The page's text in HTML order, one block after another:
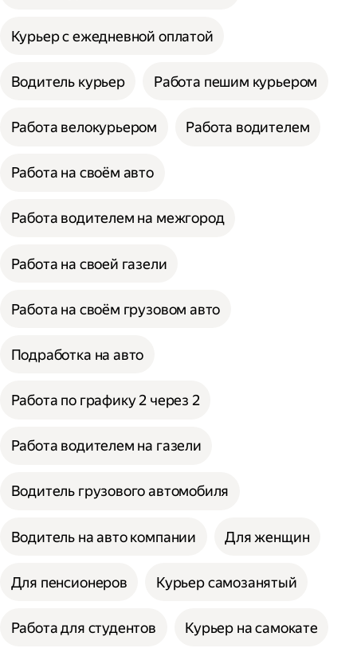
Курьер с ежедневной оплатой
Водитель курьер Работа пешим курьером
Работа велокурьером Работа водителем
Работа на своём авто
Работа водителем на межгород
Работа на своей газели
Работа на своём грузовом авто
Подработка на авто
Работа по графику 2 через 2
Работа водителем на газели
Водитель грузового автомобиля
Водитель на авто компании Для женщин
Для пенсионеров Курьер самозанятый
Работа для студентов Курьер на самокате